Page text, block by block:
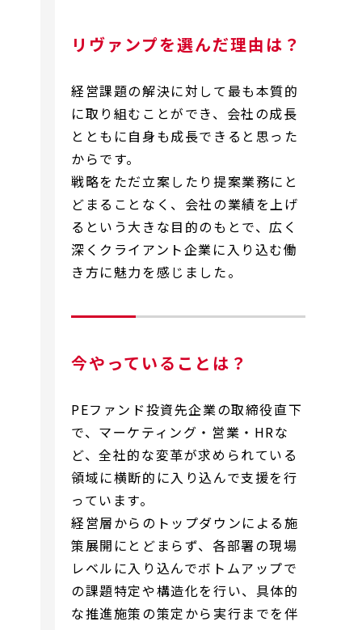
リヴァンプを選んだ理由は？
経営課題の解決に対して最も本質的
に取り組むことができ、会社の成長
とともに自身も成長できると思った
からです。
戦略をただ立案したり提案業務にと
どまることなく、会社の業績を上げ
るという大きな目的のもとで、広く
深くクライアント企業に入り込む働
き方に魅力を感じました。
今やっていることは？
PEファンド投資先企業の取締役直下
で、マーケティング・営業・HRな
ど、全社的な変革が求められている
領域に横断的に入り込んで支援を行
っています。
経営層からのトップダウンによる施
策展開にとどまらず、各部署の現場
レベルに入り込んでボトムアップで
の課題特定や構造化を行い、具体的
な推進施策の策定から実行までを伴